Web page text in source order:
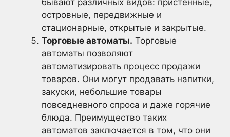
островные, передвижные и
стационарные, открытые и закрытые.
Торговые автоматы. Торговые
автоматы позволяют
автоматизировать процесс продажи
товаров. Они могут продавать напитки,
закуски, небольшие товары
повседневного спроса и даже горячие
блюда. Преимущество таких
автоматов заключается в том, что они